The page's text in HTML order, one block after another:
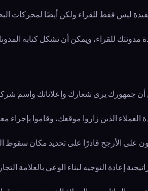
ليس فقط للقراء ولكن أيضًا لمحركات
مدونتك للقراء، ويمكن أن تشكل كتابة
من أن جمهورك يرى شعارك وإعلاناتك واسم
العملاء الذين زاروا موقعك، وقاموا بإجراء
على الأرجح قادرًا على تحديد مكان
إعادة التوجيه لبناء الوعي بالعلامة